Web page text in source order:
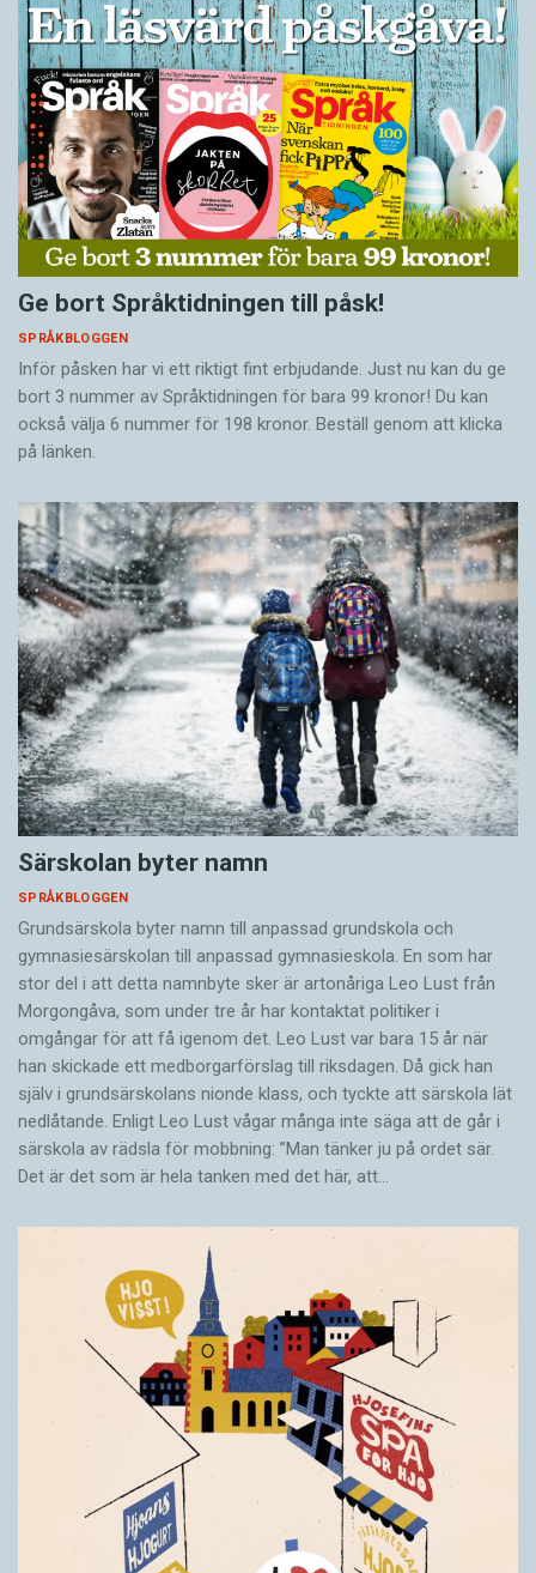
Ge bort Språktidningen till påsk!
SPRÅKBLOGGEN
Inför påsken har vi ett riktigt fint erbjudande. Just nu kan du ge
bort 3 nummer av Språktidningen för bara 99 kronor! Du kan
också välja 6 nummer för 198 kronor. Beställ genom att klicka
på länken.
Särskolan byter namn
SPRÅKBLOGGEN
Grundsärskola byter namn till anpassad grundskola och
gymnasiesärskolan till anpassad gymnasieskola. En som har
stor del i att detta namnbyte sker är artonåriga Leo Lust från
Morgongåva, som under tre år har kontaktat politiker i
omgångar för att få igenom det. Leo Lust var bara 15 år när
han skickade ett medborgarförslag till riksdagen. Då gick han
själv i grundsärskolans nionde klass, och tyckte att särskola lät
nedlåtande. Enligt Leo Lust vågar många inte säga att de går i
särskola av rädsla för mobbning: ”Man tänker ju på ordet sär.
Det är det som är hela tanken med det här, att…